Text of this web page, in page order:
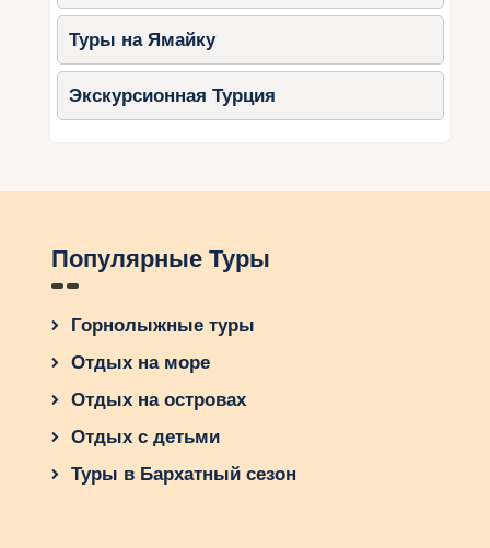
года, вы найдёте здесь всё необходимое для
комфортного и запоминающегося отдыха.
Планируйте поездку в Банско уже сейчас,
чтобы подарить своим детям яркие
впечатления и незабываемые каникулы!
Туры на Ямайку
Экскурсионная Турция
Популярные Туры
Горнолыжные туры
Отдых на море
Отдых на островах
Отдых с детьми
Туры в Бархатный сезон